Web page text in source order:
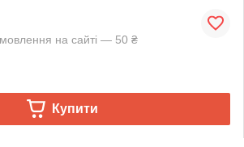
на сайті — 50 ₴
Купити